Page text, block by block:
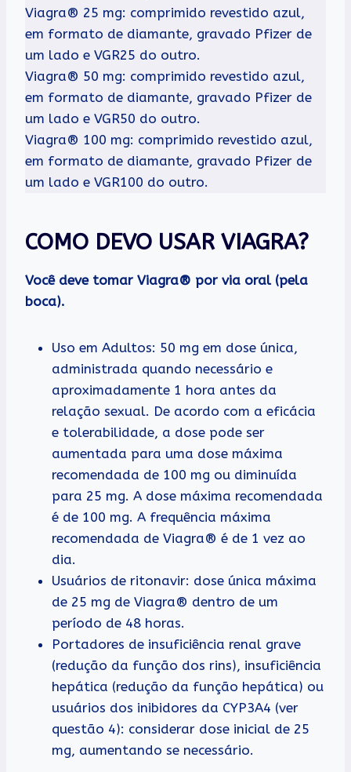
Viagra® 25 mg: comprimido revestido azul,
em formato de diamante, gravado Pfizer de
um lado e VGR25 do outro.
Viagra® 50 mg: comprimido revestido azul,
em formato de diamante, gravado Pfizer de
um lado e VGR50 do outro.
Viagra® 100 mg: comprimido revestido azul,
em formato de diamante, gravado Pfizer de
um lado e VGR100 do outro.
COMO DEVO USAR VIAGRA?
Você deve tomar Viagra® por via oral (pela
boca).
Uso em Adultos: 50 mg em dose única,
administrada quando necessário e
aproximadamente 1 hora antes da
relação sexual. De acordo com a eficácia
e tolerabilidade, a dose pode ser
aumentada para uma dose máxima
recomendada de 100 mg ou diminuída
para 25 mg. A dose máxima recomendada
é de 100 mg. A frequência máxima
recomendada de Viagra® é de 1 vez ao
dia.
Usuários de ritonavir: dose única máxima
de 25 mg de Viagra® dentro de um
período de 48 horas.
Portadores de insuficiência renal grave
(redução da função dos rins), insuficiência
hepática (redução da função hepática) ou
usuários dos inibidores da CYP3A4 (ver
questão 4): considerar dose inicial de 25
mg, aumentando se necessário.